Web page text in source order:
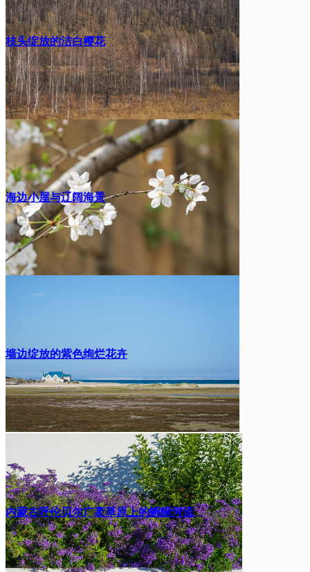
枝头绽放的洁白樱花
海边小屋与辽阔海景
墙边绽放的紫色绚烂花卉
内蒙古呼伦贝尔广袤草原上的蜿蜒河流